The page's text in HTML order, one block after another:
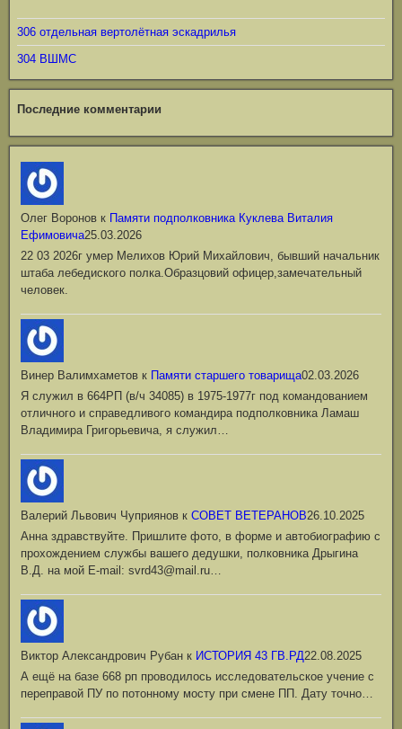
306 отдельная вертолётная эскадрилья
304 ВШМС
Последние комментарии
Олег Воронов к Памяти подполковника Куклева Виталия
Ефимовича25.03.2026
22 03 2026г умер Мелихов Юрий Михайлович, бывший начальник
штаба лебедиского полка.Образцовий офицер,замечательный
человек.
Винер Валимхаметов к Памяти старшего товарища02.03.2026
Я служил в 664РП (в/ч 34085) в 1975-1977г под командованием
отличного и справедливого командира подполковника Ламаш
Владимира Григорьевича, я служил…
Валерий Львович Чуприянов к СОВЕТ ВЕТЕРАНОВ26.10.2025
Анна здравствуйте. Пришлите фото, в форме и автобиографию с
прохождением службы вашего дедушки, полковника Дрыгина
В.Д. на мой Е-mail: svrd43@mail.ru…
Виктор Александрович Рубан к ИСТОРИЯ 43 ГВ.РД22.08.2025
А ещё на базе 668 рп проводилось исследовательское учение с
переправой ПУ по потонному мосту при смене ПП. Дату точно…